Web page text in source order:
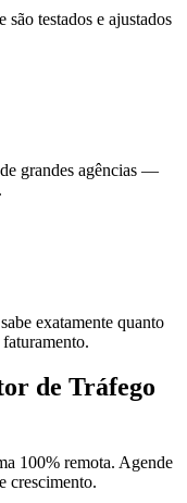
testados e ajustados
grandes agências —
exatamente quanto
de Tráfego
100% remota. Agende
crescimento.